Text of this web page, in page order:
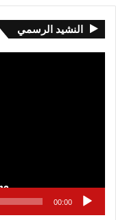
النشيد الرسمي
00:00